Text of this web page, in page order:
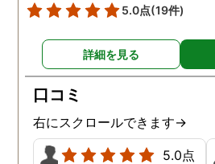
5.0点(19件)
詳細を見る
口コミ
右にスクロールできます→
5.0点